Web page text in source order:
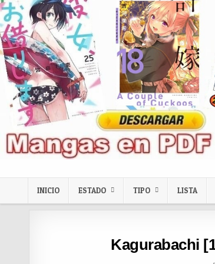
Skip to content
LexMangas
INICIO ESTADO TIPO LISTA
Kagurabachi